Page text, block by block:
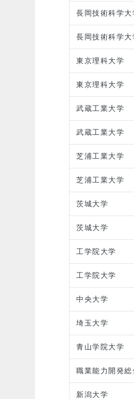
長岡技術科学大
長岡技術科学大
東京理科大学
東京理科大学
武蔵工業大学
武蔵工業大学
芝浦工業大学
芝浦工業大学
茨城大学
茨城大学
工学院大学
工学院大学
中央大学
埼玉大学
青山学院大学
職業能力開発総
新潟大学